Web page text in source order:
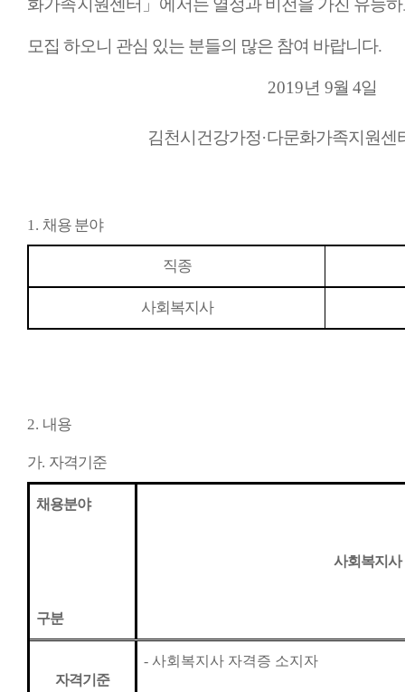
모집 하오니 관심 있는 분들의 많은 참여 바랍니다.
2019년 9월 4일
김천시건강가정·다문화가족지원센
1. 채용 분야
직종
사회복지사
2. 내용
가. 자격기준
채용분야
구분
사회복지사
자격기준
- 사회복지사 자격증 소지자